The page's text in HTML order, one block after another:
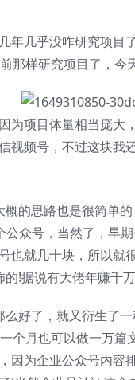
年几乎没咋研究项
那样研究项目了，
为项目体量相当庞大
视频号，不过这块我
概的思路也是很简单
众号，当然了，早
也就几十块，所以就
!据说有大佬年赚千
好了，就又衍生了
个月也可以做一万篇
因为企业公众号内